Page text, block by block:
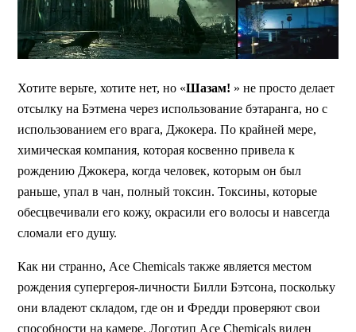
Хотите верьте, хотите нет, но «Шазам! » не просто делает
отсылку на Бэтмена через использование бэтаранга, но с
использованием его врага, Джокера. По крайней мере,
химическая компания, которая косвенно привела к
рождению Джокера, когда человек, которым он был
раньше, упал в чан, полный токсин. Токсины, которые
обесцвечивали его кожу, окрасили его волосы и навсегда
сломали его душу.
Как ни странно, Ace Chemicals также является местом
рождения супергероя-личности Билли Бэтсона, поскольку
они владеют складом, где он и Фредди проверяют свои
способности на камере. Логотип Ace Chemicals виден